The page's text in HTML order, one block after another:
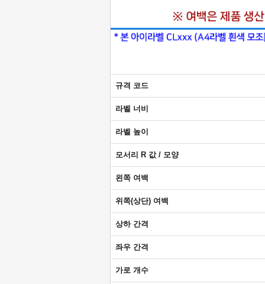
규격 코드
라벨 너비
라벨 높이
모서리 R 값 / 모양
왼쪽 여백
위쪽(상단) 여백
상하 간격
좌우 간격
가로 개수